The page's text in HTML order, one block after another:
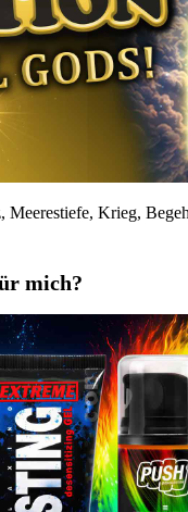
Meerestiefe, Krieg,
mich?